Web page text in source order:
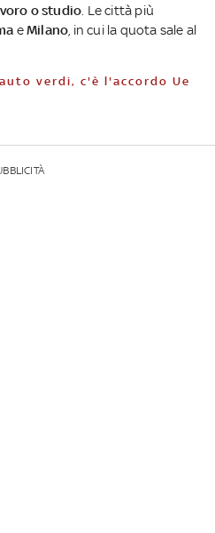
o studio. Le città più
eMilano, in cui la quota sale al
verdi, c'è l'accordo Ue